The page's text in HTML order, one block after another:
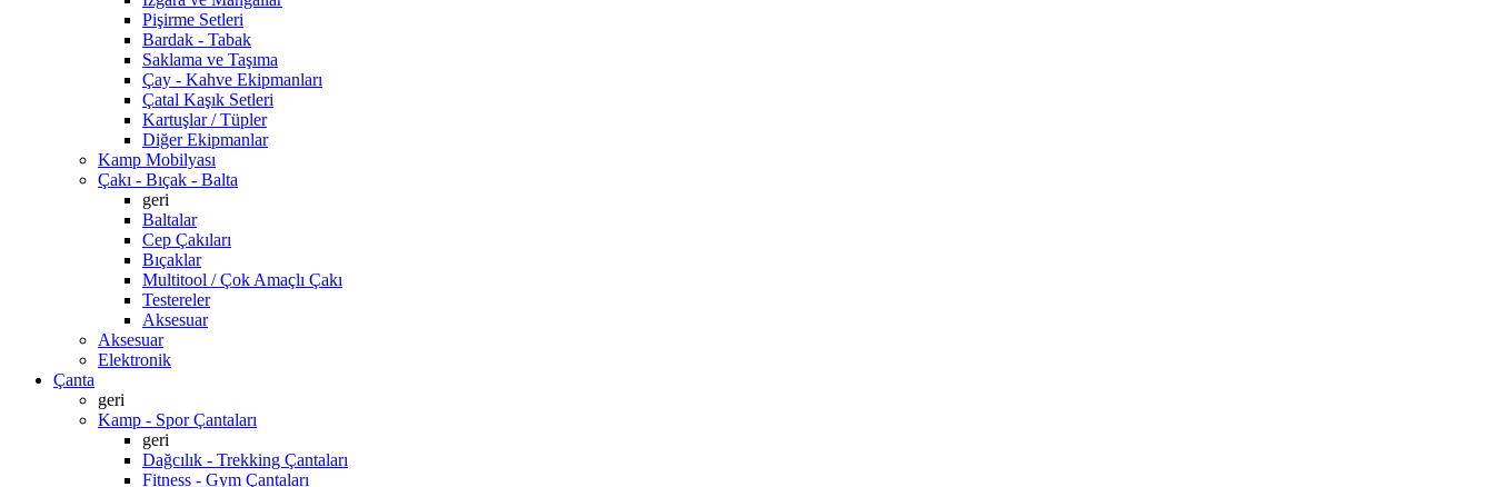
Pişirme Setleri
Bardak - Tabak
Saklama ve Taşıma
Çay - Kahve Ekipmanları
Çatal Kaşık Setleri
Kartuşlar / Tüpler
Diğer Ekipmanlar
Kamp Mobilyası
Çakı - Bıçak - Balta
geri
Baltalar
Cep Çakıları
Bıçaklar
Multitool / Çok Amaçlı Çakı
Testereler
Aksesuar
Aksesuar
Elektronik
Çanta
geri
Kamp - Spor Çantaları
geri
Dağcılık - Trekking Çantaları
Fitness - Gym Çantaları